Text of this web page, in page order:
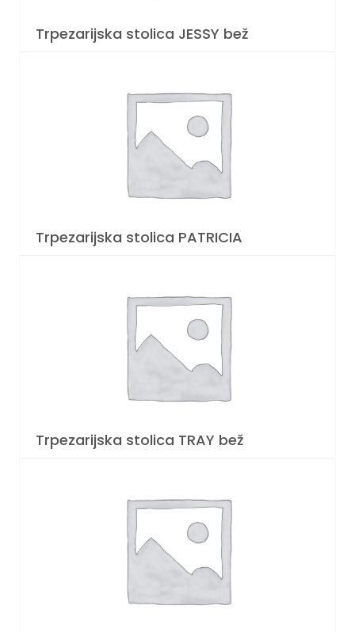
Trpezarijska stolica JESSY bež
Trpezarijska stolica PATRICIA
Trpezarijska stolica TRAY bež